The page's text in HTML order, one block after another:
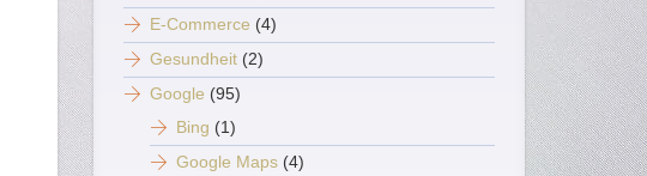
E-Commerce (4)
Gesundheit (2)
Google (95)
Bing (1)
Google Maps (4)